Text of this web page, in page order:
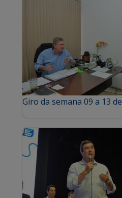
Giro da semana 09 a 13